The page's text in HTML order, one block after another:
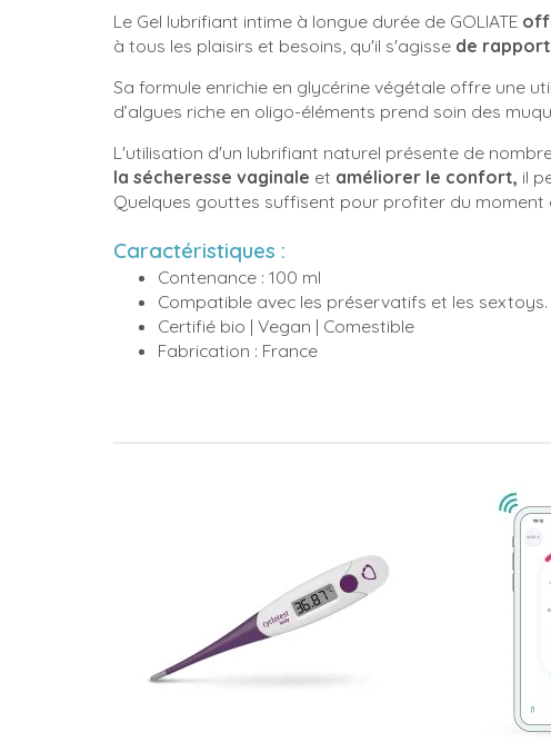
Le Gel lubrifiant intime à longue durée de GOLIATE
à tous les plaisirs et besoins, qu'il s'agisse de
Sa formule enrichie en glycérine végétale offre une
d’algues riche en oligo-éléments prend soin des
L'utilisation d'un lubrifiant naturel présente de
la sécheresse vaginale et améliorer le confort, il
Quelques gouttes suffisent pour profiter du moment
Caractéristiques :
Contenance : 100 ml
Compatible avec les préservatifs et les sextoys.
Certifié bio | Vegan | Comestible
Fabrication : France